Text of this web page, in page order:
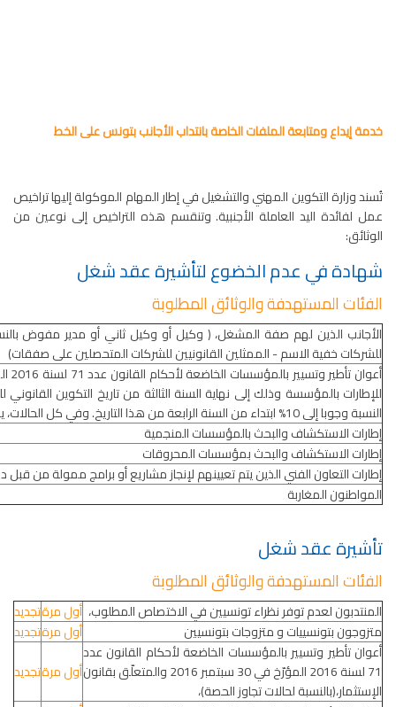
خدمة إيداع ومتابعة الملفات الخاصة بانتداب الأجانب بتونس على الخط
تُسند وزارة التكوين المهني والتشغيل في إطار المهام الموكولة إليها تراخيص
عمل لفائدة اليد العاملة الأجنبية. وتنقسم هذه التراخيص إلى نوعين من
الوثائق:
شهادة في عدم الخضوع لتأشيرة عقد شغل
الفئات المستهدفة والوثائق المطلوبة
الأجانب الذين لهم صفة المشغل، ( وكيل أو وكيل ثاني أو مدير مفوض
للشركات خفية الاسم - الممثلين القانونيين للشركات المتحصلين على صفقات)
للإطارات بالمؤسسة وذلك إلى نهاية السنة الثالثة من تاريخ التكوين
النسبة وجوبا إلى 10% ابتداء من السنة الرابعة من هذا التاريخ. وفي كل الحالات، يمكن للمؤسسة انتداب أربعة إطارات من ذوي الجنسية الأجنبية
إطارات الاستكشاف والبحث بالمؤسسات المنجمية
إطارات الاستكشاف والبحث بمؤسسات المحروقات
إطارات التعاون الفني الذين يتم تعيينهم لإنجاز مشاريع أو برامج ممولة من
المواطنون المغاربة
تأشيرة عقد شغل
الفئات المستهدفة والوثائق المطلوبة
المنتدبون لعدم توفر نظراء تونسيين في الاختصاص المطلوب، أول مرةتجديد
متزوجون بتونسييات و متزوجات بتونسيين
أول مرةتجديد
أعوان تأطير وتسيير بالمؤسسات الخاضعة لأحكام القانون عدد
71 لسنة 2016 المؤرّخ في 30 سبتمبر 2016 والمتعلّق بقانون
الإستثمار،(بالنسبة لحالات تجاوز الحصة)،
أول مرةتجديد